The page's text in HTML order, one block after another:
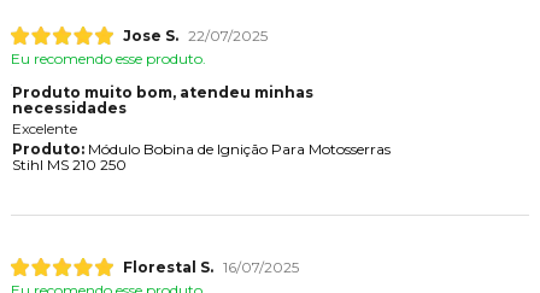
Jose S. 22/07/2025
Eu recomendo esse produto.
Produto muito bom, atendeu minhas
necessidades
Excelente
Produto:Módulo Bobina de Ignição Para Motosserras
Stihl MS 210 250
Florestal S. 16/07/2025